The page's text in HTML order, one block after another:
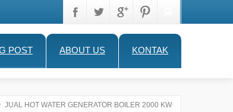
POST ABOUT US KONTAK
JUAL HOT WATER GENERATOR BOILER 2000 KW